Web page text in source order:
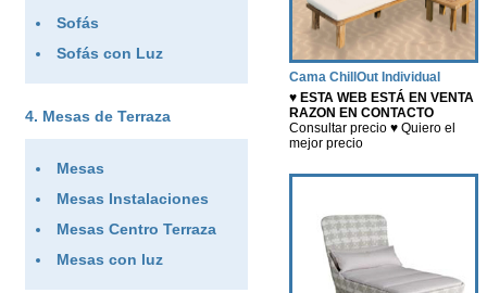
Cama ChillOut Individual
♥ ESTA WEB ESTÁ EN VENTA
RAZON EN CONTACTO
Consultar precio ♥ Quiero el
mejor precio
Sofás
Sofás con Luz
Mesas de Terraza
Mesas
Mesas Instalaciones
Mesas Centro Terraza
Mesas con luz